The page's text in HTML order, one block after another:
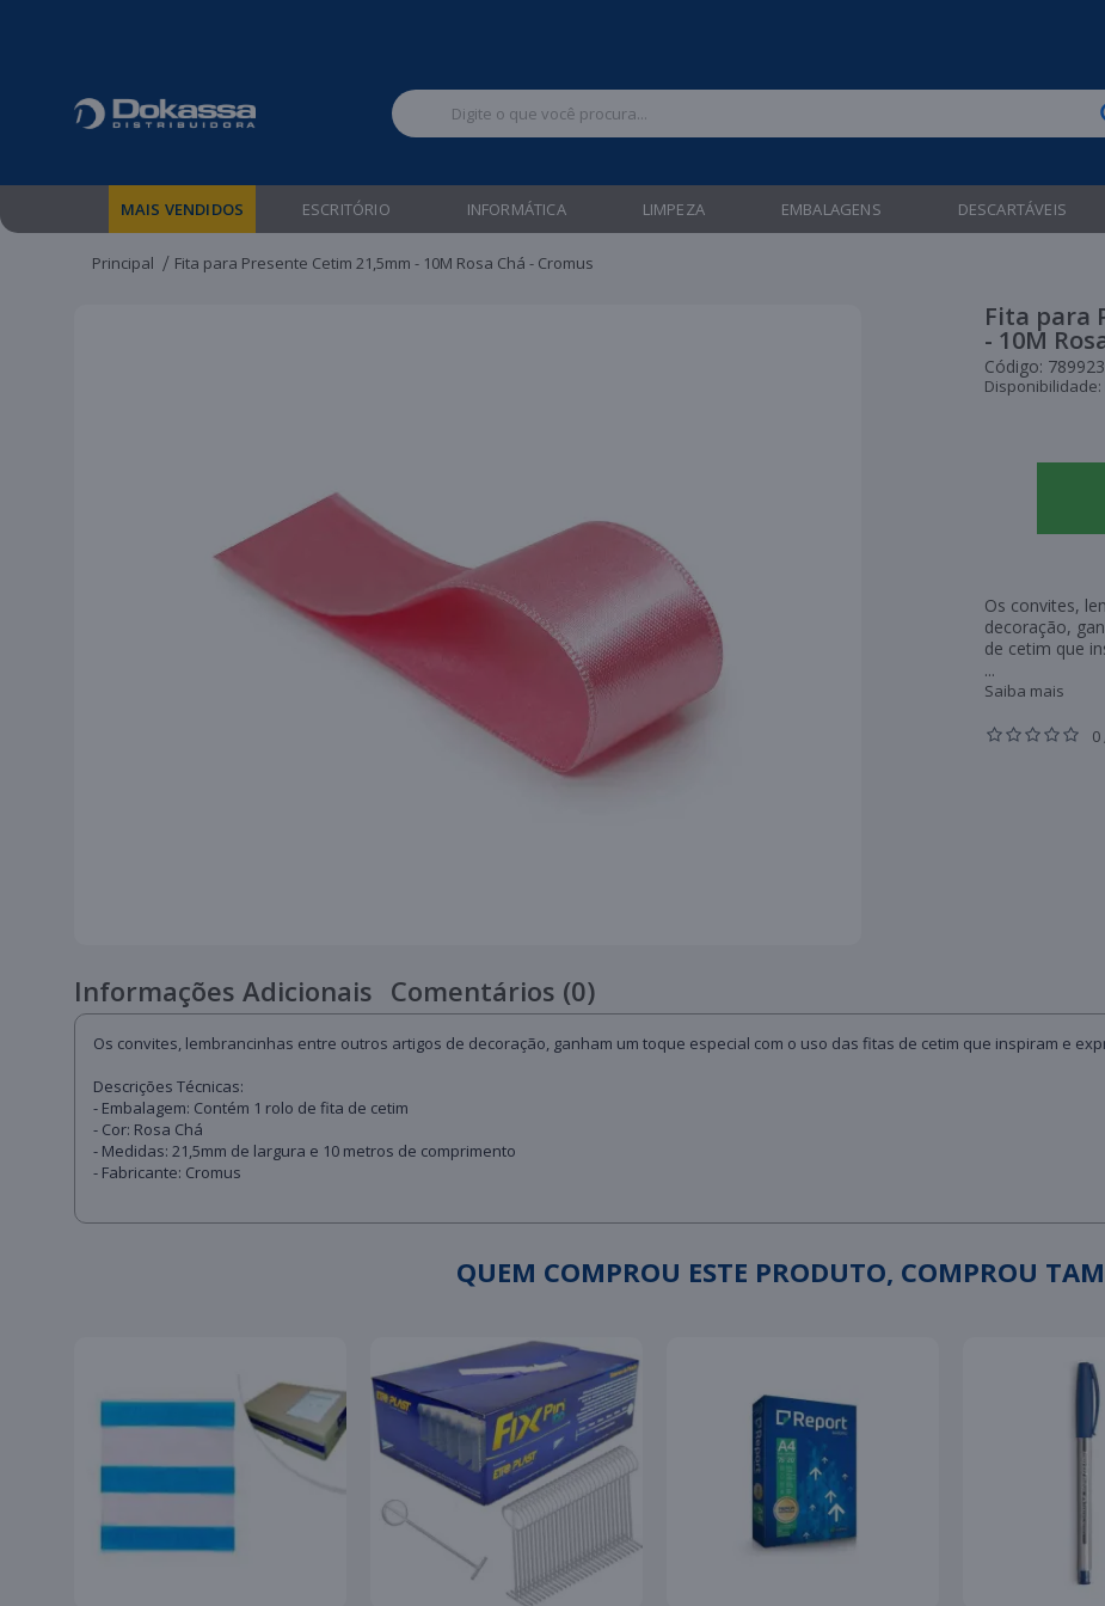
MAIS VENDIDOS ESCRITÓRIO INFORMÁTICA LIMPEZA EMBALAGENS DESCARTÁVEIS
Principal Fita para Presente Cetim 21,5mm - 10M Rosa Chá - Cromus
Fita para
- 10M
Código:
Disponibilidade:
Os convites,
decoração,
de cetim que
...
Saiba mais
0
Informações Adicionais Comentários (0)
Os convites, lembrancinhas entre outros artigos de decoração, ganham um toque especial com o uso das fitas de cetim que inspiram e
Descrições Técnicas:
- Embalagem: Contém 1 rolo de fita de cetim
- Cor: Rosa Chá
- Medidas: 21,5mm de largura e 10 metros de comprimento
- Fabricante: Cromus
QUEM COMPROU ESTE PRODUTO, COMPROU